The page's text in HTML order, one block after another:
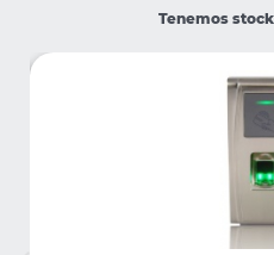
Tenemos